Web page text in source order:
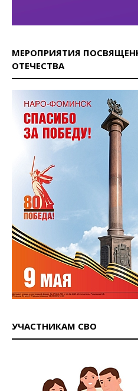
МЕРОПРИЯТИЯ
ОТЕЧЕСТВА
УЧАСТНИКАМ СВО